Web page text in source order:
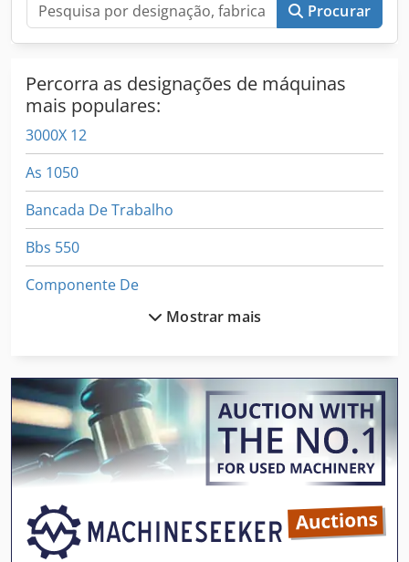
Procurar
Percorra as designações de máquinas
mais populares:
3000X 12
As 1050
Bancada De Trabalho
Bbs 550
Componente De
Manipulação De
Manitowoc 21000
Manitowoc 3900
Manitowoc 4600
Maquinas De Carpintaria
Mostrar mais